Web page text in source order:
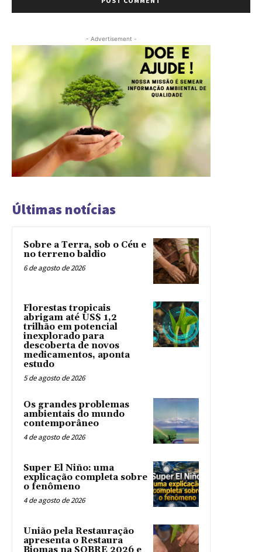
- Advertisement -
Últimas notícias
Sobre a Terra, sob o Céu e
no terreno baldio
6 de agosto de 2026
Florestas tropicais
abrigam até US$ 1,2
trilhão em potencial
inexplorado para
descoberta de novos
medicamentos, aponta
estudo
5 de agosto de 2026
Os grandes problemas
ambientais do mundo
contemporâneo
4 de agosto de 2026
Super El Niño: uma
explicação completa sobre
o fenômeno
4 de agosto de 2026
União pela Restauração
apresenta o Restaura